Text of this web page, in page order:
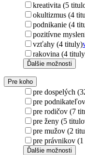
kreativita (5
okultizmus (4
podnikanie (4
pozitívne
vzťahy (4 tituly)
rakovina (4
Ďalšie možnosti
Pre koho
pre dospelých
pre
pre rodičov (7
pre ženy (5
pre mužov (2
pre právnikov
Ďalšie možnosti